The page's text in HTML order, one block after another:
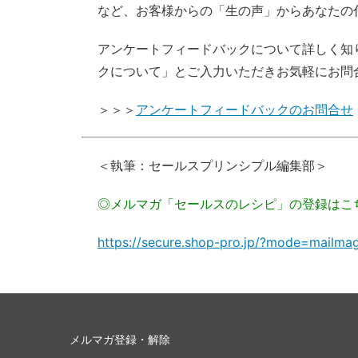
など、お客様からの「生の声」からあなた
アンケートフィードバックについて詳しく
クについて」とご入力いただきお気軽にお
＞＞＞ アンケートフィードバックのお問合せ
＜執筆：セールスプリンシプル編集部＞
◎メルマガ「セールスのレシピ」の登録は
https://secure.shop-pro.jp/
メルマガ登録・解除